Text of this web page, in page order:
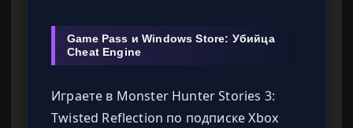
Game Pass и Windows Store: Убийца
Cheat Engine
Играете в Monster Hunter Stories 3:
Twisted Reflection по подписке Xbox